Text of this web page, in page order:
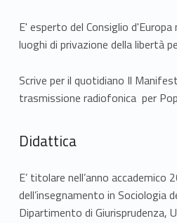
E' esperto del Consiglio
luoghi di privazione della libertà
Scrive per il quotidiano Il
trasmissione radiofonica per
Didattica
E’ titolare nell’anno accademico
dell’insegnamento in Sociologia
Dipartimento di Giurisprudenza,